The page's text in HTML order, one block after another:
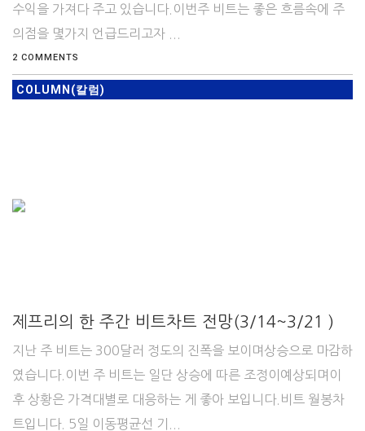
수익을 가져다 주고 있습니다.이번주 비트는 좋은 흐름속에 주
의점을 몇가지 언급드리고자 ...
2 COMMENTS
COLUMN(칼럼)
제프리의 한 주간 비트차트 전망(3/14~3/21 )
지난 주 비트는 300달러 정도의 진폭을 보이며상승으로 마감하
였습니다.이번 주 비트는 일단 상승에 따른 조정이예상되며이
후 상황은 가격대별로 대응하는 게 좋아 보입니다.비트 월봉차
트입니다. 5일 이동평균선 기...